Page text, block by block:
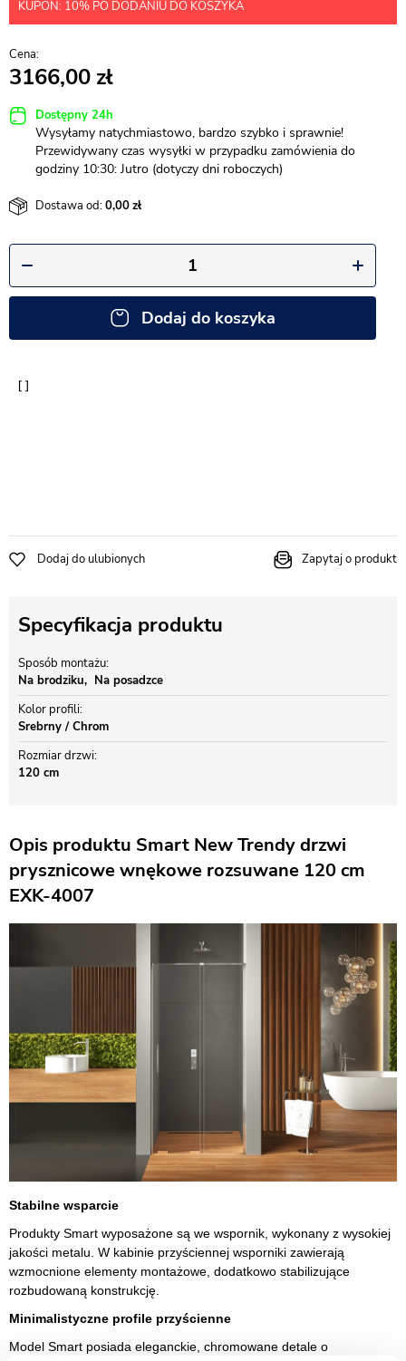
KUPON: 10% PO DODANIU DO KOSZYKA
3166,00
Dostępny 24h
Wysyłamy natychmiastowo, bardzo szybko i sprawnie!
Przewidywany czas wysyłki w przypadku zamówienia do
godziny 10:30: Jutro (dotyczy dni roboczych)
Dostawa od:0,00
Dodaj do koszyka
Dodaj do ulubionych Zapytaj o produkt
Specyfikacja produktu
Sposób montażu
Na brodziku
Na posadzce
Kolor profili
Srebrny / Chrom
Rozmiar drzwi
120 cm
Opis produktu Smart New Trendy drzwi
prysznicowe wnękowe rozsuwane 120 cm
EXK-4007
Stabilne wsparcie
Produkty Smart wyposażone są we wspornik, wykonany z wysokiej
jakości metalu. W kabinie przyściennej wsporniki zawierają
wzmocnione elementy montażowe, dodatkowo stabilizujące
rozbudowaną konstrukcję.
Minimalistyczne profile przyścienne
Model Smart posiada eleganckie, chromowane detale o